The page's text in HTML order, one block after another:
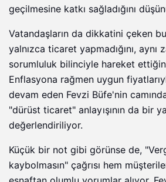
geçilmesine katkı sağladığını
Vatandaşların da dikkatini çeken
yalnızca ticaret yapmadığını, aynı
sorumluluk bilinciyle hareket
Enflasyona rağmen uygun
devam eden Fevzi Büfe'nin
"dürüst ticaret" anlayışının da bir
değerlendiriliyor.
Küçük bir not gibi görünse de,
kaybolmasın" çağrısı hem